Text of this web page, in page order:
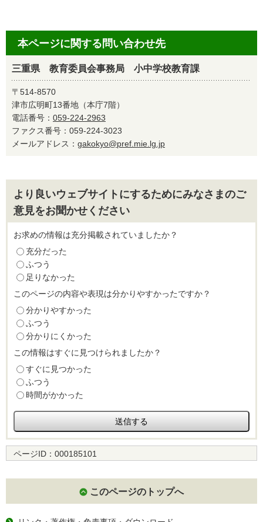
本ページに関する問い合わせ先
三重県 教育委員会事務局 小中学校教育課
〒514-8570
津市広明町13番地（本庁7階）
電話番号： 059-224-2963
ファクス番号：059-224-3023
メールアドレス： gakokyo@pref.mie.lg.jp
より良いウェブサイトにするためにみなさまのご
意見をお聞かせください
お求めの情報は充分掲載されていましたか？
充分だった
ふつう
足りなかった
このページの内容や表現は分かりやすかったですか？
分かりやすかった
ふつう
分かりにくかった
この情報はすぐに見つけられましたか？
すぐに見つかった
ふつう
時間がかかった
ページID： 000185101
このページのトップへ